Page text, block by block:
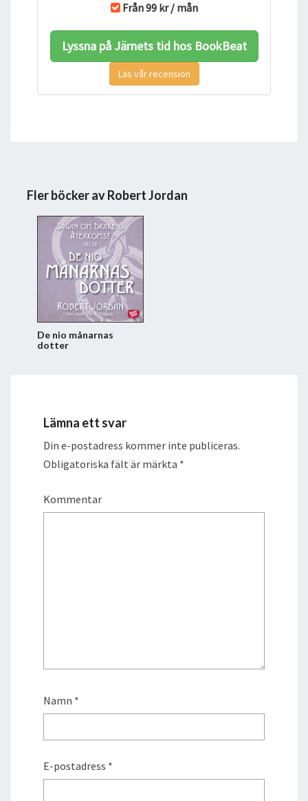
Från 99 kr / mån
Lyssna på Järnets tid hos BookBeat
Läs vår recension
Fler böcker av Robert Jordan
De nio månarnas
dotter
Lämna ett svar
Din e-postadress kommer inte publiceras.
Obligatoriska fält är märkta *
Kommentar
Namn *
E-postadress *